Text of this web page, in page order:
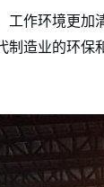
作环境更
制造业的环保